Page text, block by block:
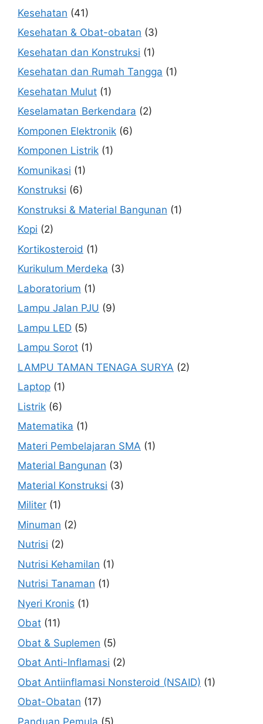
Kesehatan (41)
Kesehatan & Obat-obatan (3)
Kesehatan dan Konstruksi (1)
Kesehatan dan Rumah Tangga (1)
Kesehatan Mulut (1)
Keselamatan Berkendara (2)
Komponen Elektronik (6)
Komponen Listrik (1)
Komunikasi (1)
Konstruksi (6)
Konstruksi & Material Bangunan (1)
Kopi (2)
Kortikosteroid (1)
Kurikulum Merdeka (3)
Laboratorium (1)
Lampu Jalan PJU (9)
Lampu LED (5)
Lampu Sorot (1)
LAMPU TAMAN TENAGA SURYA (2)
Laptop (1)
Listrik (6)
Matematika (1)
Materi Pembelajaran SMA (1)
Material Bangunan (3)
Material Konstruksi (3)
Militer (1)
Minuman (2)
Nutrisi (2)
Nutrisi Kehamilan (1)
Nutrisi Tanaman (1)
Nyeri Kronis (1)
Obat (11)
Obat & Suplemen (5)
Obat Anti-Inflamasi (2)
Obat Antiinflamasi Nonsteroid (NSAID) (1)
Obat-Obatan (17)
Panduan Pemula (5)